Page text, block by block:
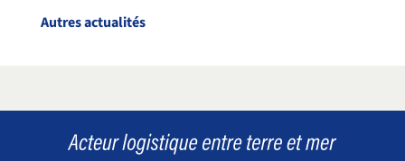
Autres actualités